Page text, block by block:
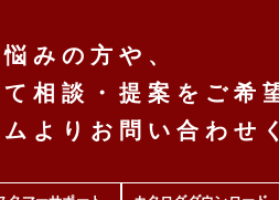
みの方や、
相談・提案を ご希
より お問い合わせ